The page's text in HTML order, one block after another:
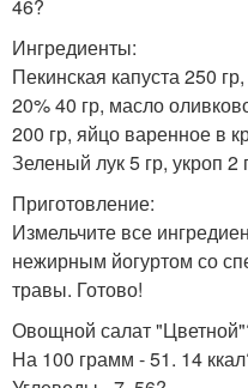
46?
Ингредиенты:
Пекинская капуста 250
20% 40 гр, масло
200 гр, яйцо варенное в
Зеленый лук 5 гр, укроп 2
Приготовление:
Измельчите все
нежирным йогуртом со
травы. Готово!
Овощной салат
На 100 грамм - 51. 14